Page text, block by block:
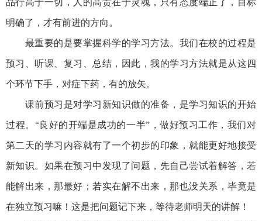
明确了，才有前进的方向。
最重要的是要掌握科学的学习方法。我们在校的过程是
预习、听课、复习、总结，因此，我的学习方法就是从这四
个环节下手，对症下药，有的放矢。
课前预习是对学习新知识做的准备，是学习知识的开始
过程。“良好的开端是成功的一半”，做好预习工作，我们对
第二天的学习内容就有了一个初步的印象，就能更好地接受
新知识。如果在预习中发现了问题，先自己尝试着解答，若
能解出来，那最好；若实在解不出来，那也没关系，毕竟是
在独立预习嘛！这是把问题记下来，等待老师明天的讲解！